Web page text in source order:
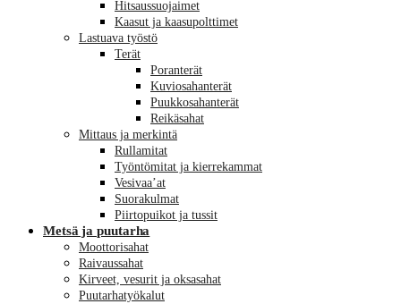
Hitsaussuojaimet
Kaasut ja kaasupolttimet
Lastuava työstö
Terät
Poranterät
Kuviosahanterät
Puukkosahanterät
Reikäsahat
Mittaus ja merkintä
Rullamitat
Työntömitat ja kierrekammat
Vesivaa’at
Suorakulmat
Piirtopuikot ja tussit
Metsä ja puutarha
Moottorisahat
Raivaussahat
Kirveet, vesurit ja oksasahat
Puutarhatyökalut